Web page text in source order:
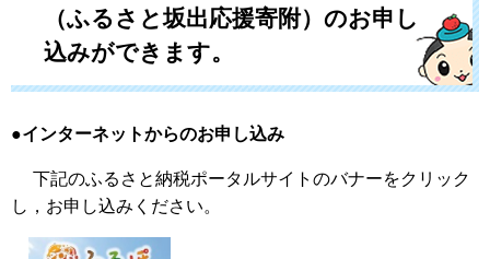
（ふるさと坂出応援寄附）のお申し
込みができます。
●インターネットからのお申し込み
下記のふるさと納税ポータルサイトのバナーをクリック
し，お申し込みください。